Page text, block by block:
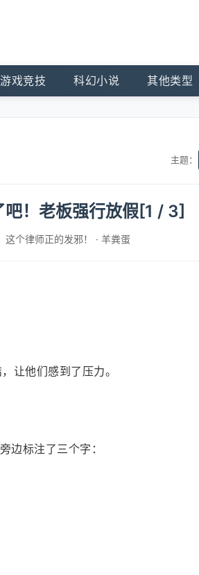
游戏竞技 科幻小说 其他类型
主题：
！老板强行放假[1 / 3]
这个律师正的发邪！ · 羊粪蛋
让他们感到了压力。
边标注了三个字：